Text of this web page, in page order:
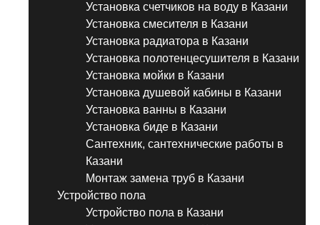
Установка счетчиков на воду в Казани
Установка смесителя в Казани
Установка радиатора в Казани
Установка полотенцесушителя в Казани
Установка мойки в Казани
Установка душевой кабины в Казани
Установка ванны в Казани
Установка биде в Казани
Сантехник, сантехнические работы в
Казани
Монтаж замена труб в Казани
Устройство пола
Устройство пола в Казани